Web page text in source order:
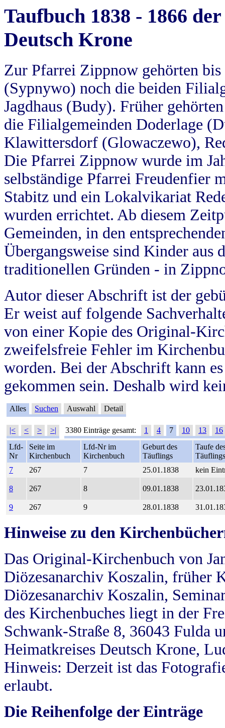
Taufbuch 1838 - 1866
Deutsch Krone
Zur Pfarrei Zippnow gehörten
(Sypnywo) noch die beiden
Jagdhaus (Budy). Früher
die Filialgemeinden Doderlage
Klawittersdorf (Glowaczewo),
Die Pfarrei Zippnow wurde im
selbständige Pfarrei Freudenfier
Stabitz und ein Lokalvikariat
wurden errichtet. Ab diesem
Gemeinden, in den
Übergangsweise sind Kinder aus
traditionellen Gründen - in
Autor dieser Abschrift ist der
Er weist auf folgende
von einer Kopie des Original-
zweifelsfreie Fehler im
worden. Bei der Abschrift kann
gekommen sein. Deshalb wird
Alles Suchen Auswahl Detail
|< < > >| 3380 Einträge gesamt: 1 4 7 10 13
16
Lfd-
Nr
Seite im
Kirchenbuch
Lfd-Nr im
Kirchenbuch
Geburt des
Täuflings
Taufe
Täuflings
7
267 7 25.01.1838 kein
8 267 8 09.01.1838
9 267 9 28.01.1838
Hinweise zu den
Das Original-Kirchenbuch von
Diözesanarchiv Koszalin, früher
Diözesanarchiv Koszalin,
des Kirchenbuches liegt in der
Schwank-Straße 8, 36043 Fulda
Heimatkreises Deutsch Krone,
Hinweis: Derzeit ist das
erlaubt.
Die Reihenfolge der Einträge